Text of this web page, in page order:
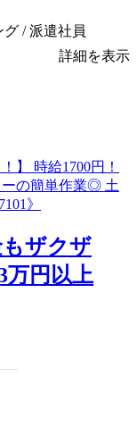
/ 派遣社員
詳細を表示
ザクザ
万円以上